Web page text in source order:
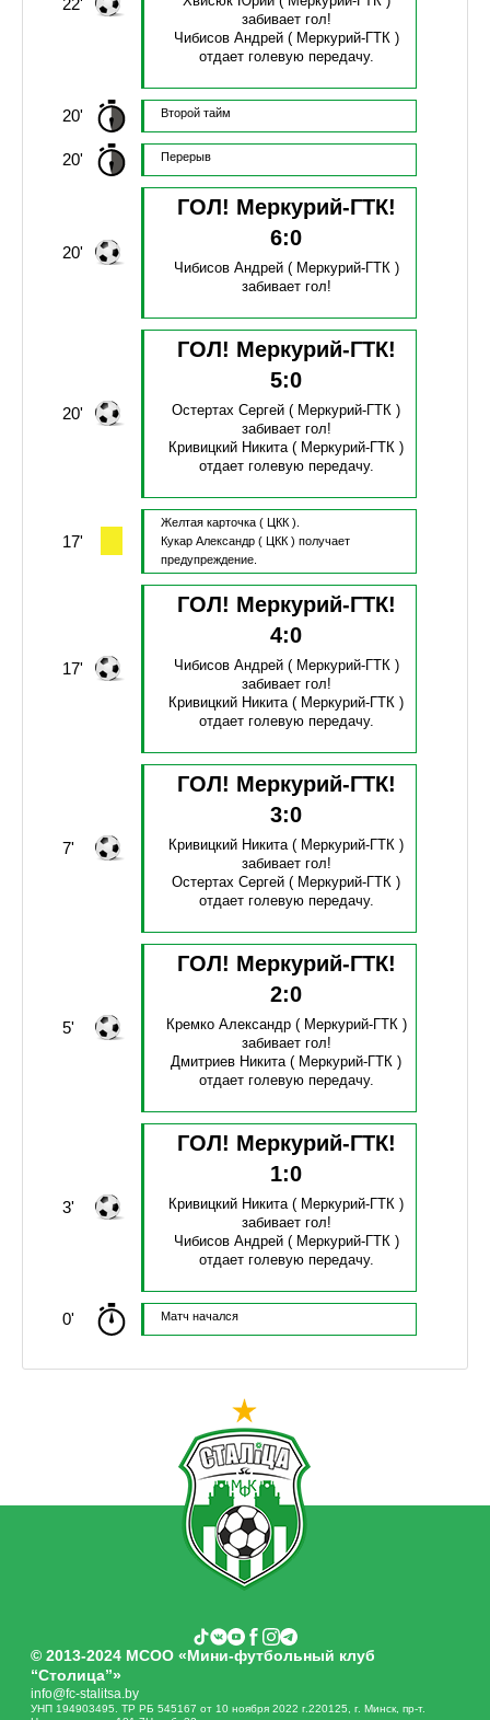
22'
забивает гол!
Чибисов Андрей( Меркурий-ГТК )
отдает голевую передачу.
20' Второй тайм
20' Перерыв
20'
ГОЛ! Меркурий-ГТК!
6:0
Чибисов Андрей( Меркурий-ГТК )
забивает гол!
20'
ГОЛ! Меркурий-ГТК!
5:0
Остертах Сергей ( Меркурий-ГТК )
забивает гол!
Кривицкий Никита( Меркурий-ГТК )
отдает голевую передачу.
17'
Желтая карточка ( ЦКК ).
Кукар Александр( ЦКК ) получает
предупреждение.
17'
ГОЛ! Меркурий-ГТК!
4:0
Чибисов Андрей( Меркурий-ГТК )
забивает гол!
Кривицкий Никита( Меркурий-ГТК )
отдает голевую передачу.
7'
ГОЛ! Меркурий-ГТК!
3:0
Кривицкий Никита( Меркурий-ГТК )
забивает гол!
Остертах Сергей ( Меркурий-ГТК )
отдает голевую передачу.
5'
ГОЛ! Меркурий-ГТК!
2:0
Кремко Александр( Меркурий-ГТК )
забивает гол!
Дмитриев Никита( Меркурий-ГТК )
отдает голевую передачу.
3'
ГОЛ! Меркурий-ГТК!
1:0
Кривицкий Никита( Меркурий-ГТК )
забивает гол!
Чибисов Андрей( Меркурий-ГТК )
отдает голевую передачу.
0' Матч начался
© 2013-2024 МСОО «Мини-футбольный клуб
“Столица”»
info@fc-stalitsa.by
УНП 194903495. ТР РБ 545167 от 10 ноября 2022 г.220125, г. Минск, пр-т.